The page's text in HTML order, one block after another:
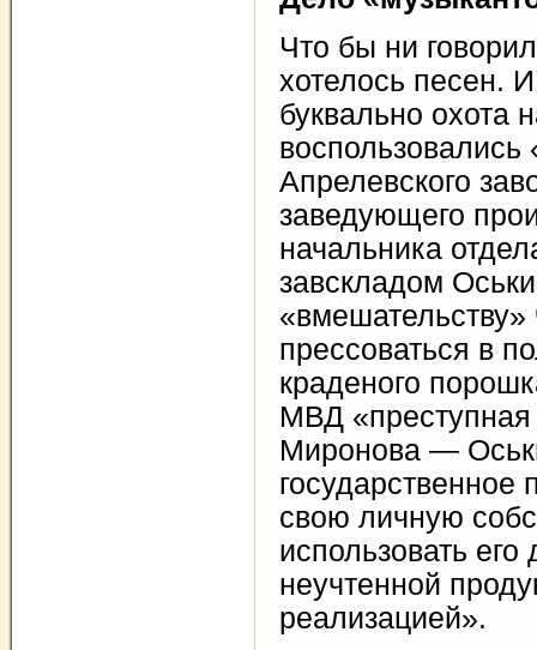
Что бы ни
хотелось песен.
буквально охота
Апрелевского
заведующего
начальника
завскладом
«вмешательству»
прессоваться в
краденого
МВД
Миронова —
государственное
свою личную
использовать его
неучтенной
реализацией».